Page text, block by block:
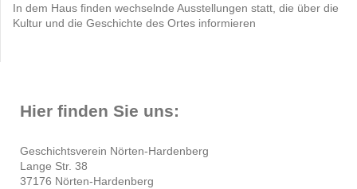
In dem Haus finden wechselnde Ausstellungen statt, die über die
Kultur und die Geschichte des Ortes informieren
Hier finden Sie uns:
Geschichtsverein Nörten-Hardenberg
Lange Str. 38
37176 Nörten-Hardenberg